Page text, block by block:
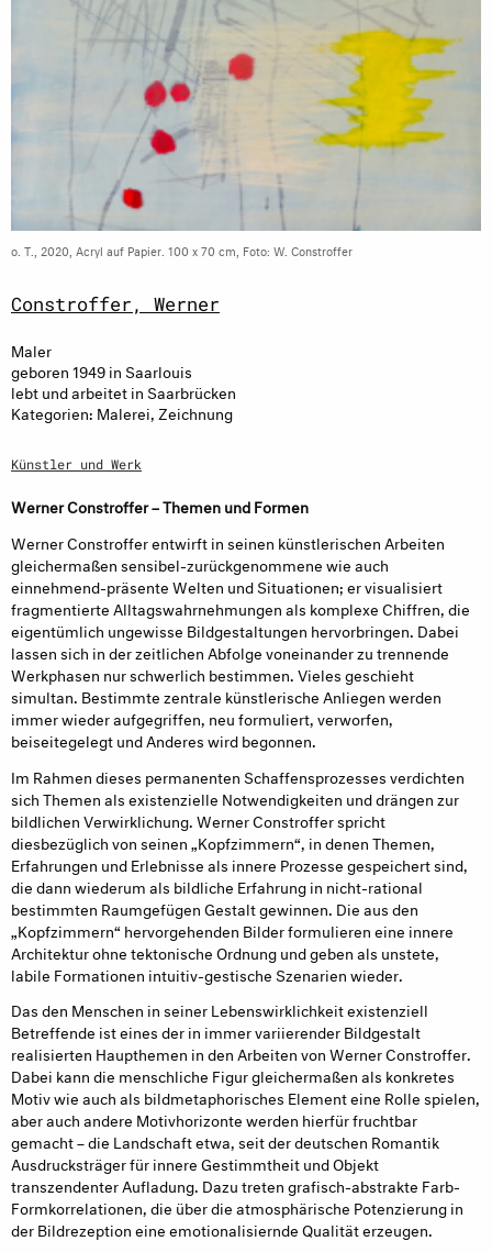
o. T., 2020, Acryl auf Papier. 100 x 70 cm, Foto: W. Constroffer
Constroffer, Werner
Maler
geboren 1949 in Saarlouis
lebt und arbeitet in Saarbrücken
Kategorien: Malerei, Zeichnung
Künstler und Werk
Werner Constroffer – Themen und Formen
Werner Constroffer entwirft in seinen künstlerischen Arbeiten
gleichermaßen sensibel-zurückgenommene wie auch
einnehmend-präsente Welten und Situationen; er visualisiert
fragmentierte Alltagswahrnehmungen als komplexe Chiffren, die
eigentümlich ungewisse Bildgestaltungen hervorbringen. Dabei
lassen sich in der zeitlichen Abfolge voneinander zu trennende
Werkphasen nur schwerlich bestimmen. Vieles geschieht
simultan. Bestimmte zentrale künstlerische Anliegen werden
immer wieder aufgegriffen, neu formuliert, verworfen,
beiseitegelegt und Anderes wird begonnen.
Im Rahmen dieses permanenten Schaffensprozesses verdichten
sich Themen als existenzielle Notwendigkeiten und drängen zur
bildlichen Verwirklichung. Werner Constroffer spricht
diesbezüglich von seinen „Kopfzimmern“, in denen Themen,
Erfahrungen und Erlebnisse als innere Prozesse gespeichert sind,
die dann wiederum als bildliche Erfahrung in nicht-rational
bestimmten Raumgefügen Gestalt gewinnen. Die aus den
„Kopfzimmern“ hervorgehenden Bilder formulieren eine innere
Architektur ohne tektonische Ordnung und geben als unstete,
labile Formationen intuitiv-gestische Szenarien wieder.
Das den Menschen in seiner Lebenswirklichkeit existenziell
Betreffende ist eines der in immer variierender Bildgestalt
realisierten Haupthemen in den Arbeiten von Werner Constroffer.
Dabei kann die menschliche Figur gleichermaßen als konkretes
Motiv wie auch als bildmetaphorisches Element eine Rolle spielen,
aber auch andere Motivhorizonte werden hierfür fruchtbar
gemacht – die Landschaft etwa, seit der deutschen Romantik
Ausdrucksträger für innere Gestimmtheit und Objekt
transzendenter Aufladung. Dazu treten grafisch-abstrakte Farb-
Formkorrelationen, die über die atmosphärische Potenzierung in
der Bildrezeption eine emotionalisiernde Qualität erzeugen.